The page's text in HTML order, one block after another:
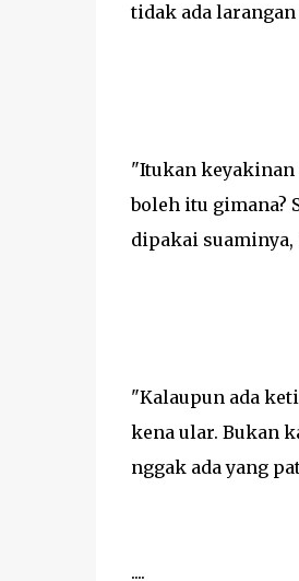
tidak ada
"Itukan keyakinan
boleh itu gimana?
dipakai suaminya,
"Kalaupun ada
kena ular. Bukan
nggak ada yang
....